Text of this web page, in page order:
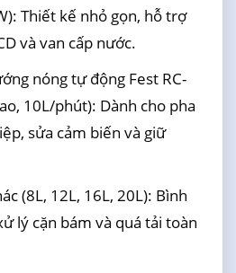
Thiết kế nhỏ gọn, hỗ trợ
và van cấp nước.
nóng tự động Fest RC-
10L/phút): Dành cho pha
sửa cảm biến và giữ
(8L, 12L, 16L, 20L): Bình
lý cặn bám và quá tải toàn